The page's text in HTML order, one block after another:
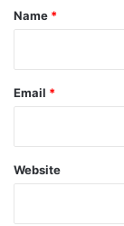
*
Name *
Email *
Website